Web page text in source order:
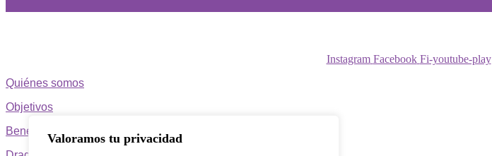
Valoramos tu privacidad
Instagram Facebook Fi-youtube-play
Quiénes somos
Objetivos
Beneficios